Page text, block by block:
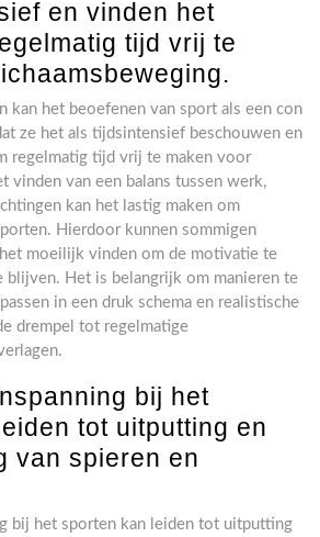
en vinden het
tijd vrij te
kan het beoefenen van sport als een con
ze het als tijdsintensief beschouwen en
regelmatig tijd vrij te maken voor
vinden van een balans tussen werk,
kan het lastig maken om
Hierdoor kunnen sommigen
moeilijk vinden om de motivatie te
blijven. Het is belangrijk om manieren te
in een druk schema en realistische
drempel tot regelmatige
bij het
tot uitputting en
van spieren en
bij het sporten kan leiden tot uitputting